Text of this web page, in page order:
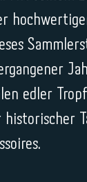
edler
historischer